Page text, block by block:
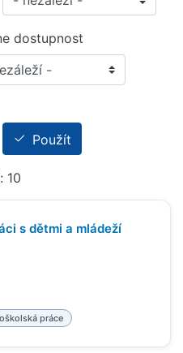
dostupnost
Použít
10
s dětmi a mládeží
práce